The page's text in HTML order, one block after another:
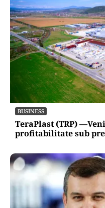
BUSINESS
TeraPlast (TRP)
profitabilitate sub